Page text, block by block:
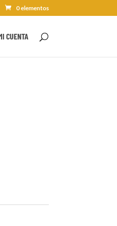
0 elementos
CUENTA